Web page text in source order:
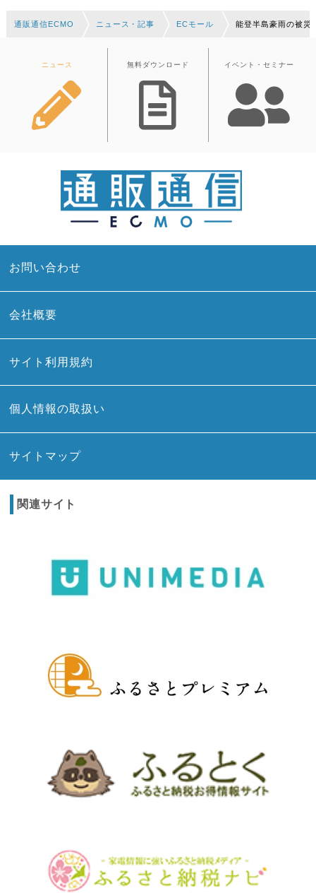
通販通信ECMO ニュース・記事 ECモール 能登半島豪雨の被災
ニュース 無料ダウンロード イベント・セミナー
お問い合わせ
会社概要
サイト利用規約
個人情報の取扱い
サイトマップ
関連サイト